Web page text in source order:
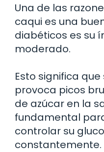
Una de las
caqui es una
diabéticos es su
moderado.
Esto significa
provoca picos
de azúcar en la
fundamental
controlar su
constantemente.